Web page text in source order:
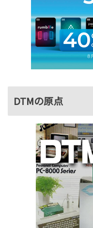
DTMの原点